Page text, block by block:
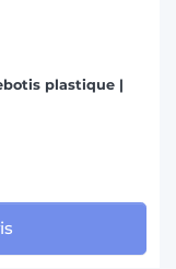
plastique |